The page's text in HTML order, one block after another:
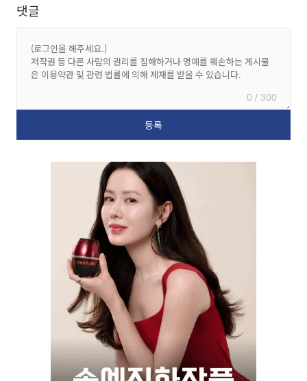
댓글
0 / 300